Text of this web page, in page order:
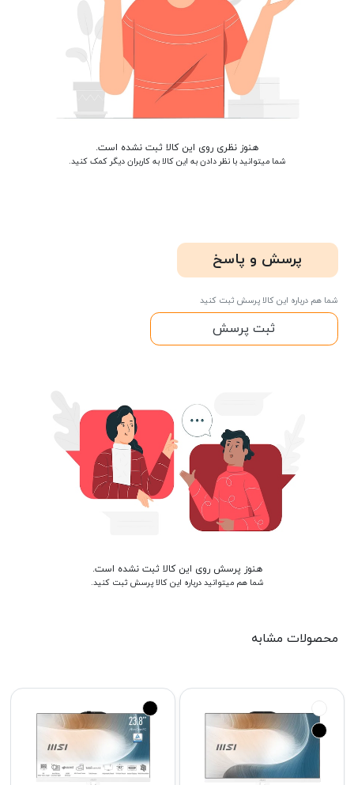
هنوز نظری روی این کالا ثبت نشده است.
شما میتوانید با نظر دادن به این کالا به کاربران دیگر کمک کنید.
پرسش و پاسخ
شما هم درباره این کالا پرسش ثبت کنید
ثبت پرسش
هنوز پرسش روی این کالا ثبت نشده است.
شما هم میتوانید درباره این کالا پرسش ثبت کنید.
محصولات مشابه